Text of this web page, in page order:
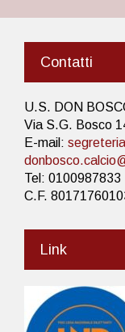
Contatti
U.S. DON
Via S.G. Bosco
E-mail:
Tel: 0100987833
C.F.
Link